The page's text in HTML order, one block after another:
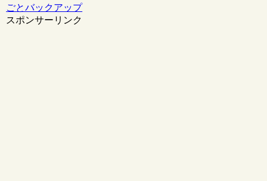
ごとバックアップ
スポンサーリンク